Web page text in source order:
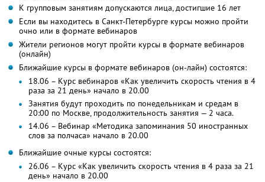
К групповым занятиям допускаются лица, достигшие 16 лет
Если вы находитесь в Санкт-Петербурге курсы можно пройти
очно или в формате вебинаров
Жители регионов могут пройти курсы в формате вебинаров
(онлайн)
Ближайшие курсы в формате вебинаров (он-лайн) состоятся:
18.06 – Курс вебинаров «Как увеличить скорость чтения в 4
раза за 21 день» начало в 20.00
Занятия будут проходить по понедельникам и средам в
20:00 по Москве, продолжительность занятия — 2 часа.
14.06 – Вебинар «Методика запоминания 50 иностранных
слов за полчаса» начало в 20.00
Ближайшие очные курсы состоятся:
26.06 – Курс «Как увеличить скорость чтения в 4 раза за 21
день» начало в 20.00